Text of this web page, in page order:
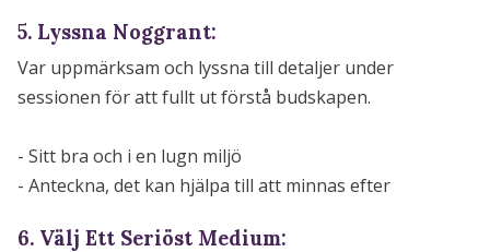
5. Lyssna Noggrant:
Var uppmärksam och lyssna till detaljer under
sessionen för att fullt ut förstå budskapen.
- Sitt bra och i en lugn miljö
- Anteckna, det kan hjälpa till att minnas efter
6. Välj Ett Seriöst Medium: